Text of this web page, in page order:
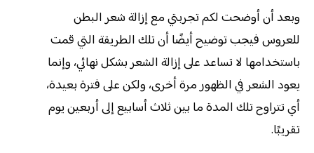
وبعد أن أوضحت لكم تجربتي مع إزالة شعر البطن
للعروس فيجب توضيح أيضًا أن تلك الطريقة التي قمت
باستخدامها لا تساعد على إزالة الشعر بشكل نهائي، وإنما
يعود الشعر في الظهور مرة أخرى، ولكن على فترة بعيدة،
أي تتراوح تلك المدة ما بين ثلاث أسابيع إلى أربعين يوم
تقريبًا.